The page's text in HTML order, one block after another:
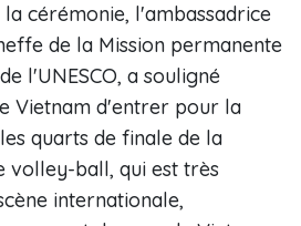
la cérémonie, l'ambassadrice
de la Mission permanente
l'UNESCO, a souligné
Vietnam d'entrer pour la
quarts de finale de la
volley-ball, qui est très
internationale,